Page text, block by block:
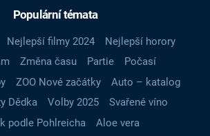
Populární témata
Nejlepší filmy 2024
Nejlepší horory
Změna času Partie
Počasí
ZOO Nové začátky
Auto – katalog
Dědka
Volby 2025
Svařené víno
podle Pohlreicha
Aloe vera